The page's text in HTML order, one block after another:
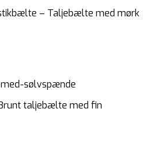
– Taljebælte med mørk
taljebælte med fin